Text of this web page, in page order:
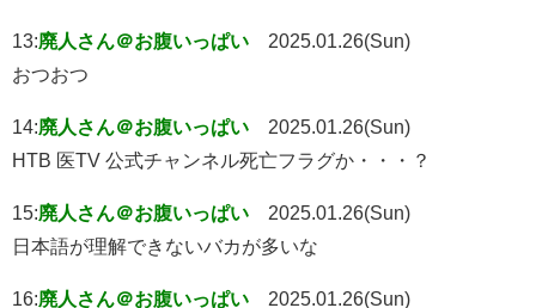
13:廃人さん＠お腹いっぱい
2025.01.26(Sun)
おつおつ
14:廃人さん＠お腹いっぱい
2025.01.26(Sun)
HTB 医TV 公式チャンネル死亡フラグか・・・？
15:廃人さん＠お腹いっぱい
2025.01.26(Sun)
日本語が理解できないバカが多いな
16:廃人さん＠お腹いっぱい
2025.01.26(Sun)